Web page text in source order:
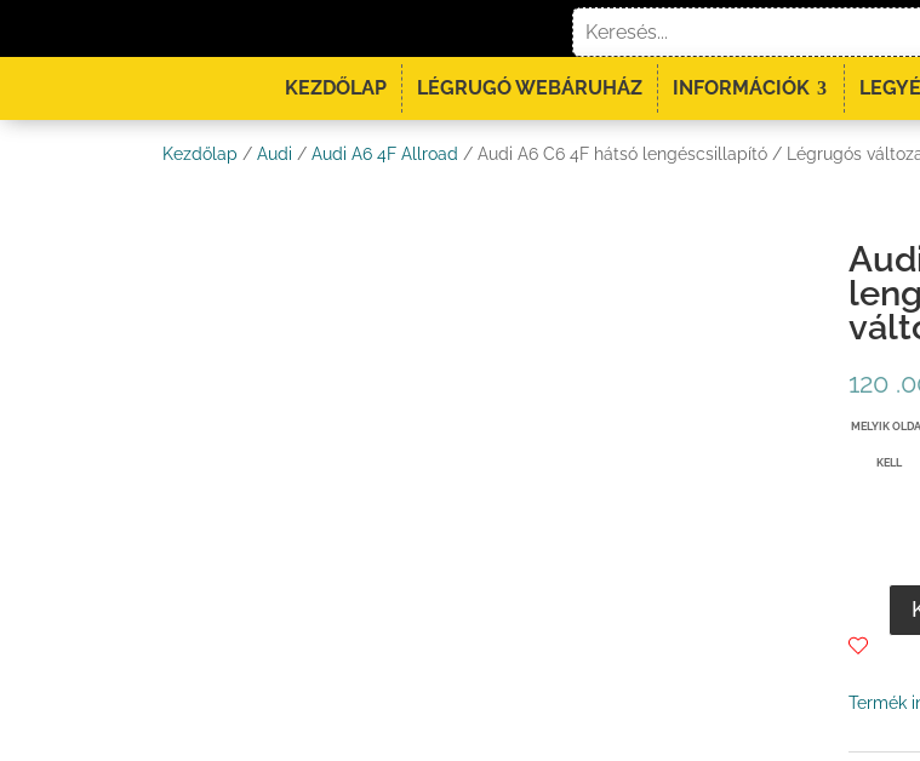
KEZDŐLAP LÉGRUGÓ WEBÁRUHÁZ INFORMÁCIÓK
Kezdőlap /Audi /Audi A6 4F Allroad / Audi A6 C6 4F hátsó lengéscsillapító / Légrugós
120
MELYIK
KELL
Termék